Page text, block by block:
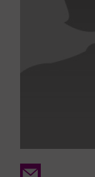
Email